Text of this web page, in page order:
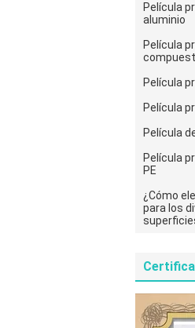
Película
aluminio
Película
Película
Película
Película
Película
PE
¿Cómo
para los